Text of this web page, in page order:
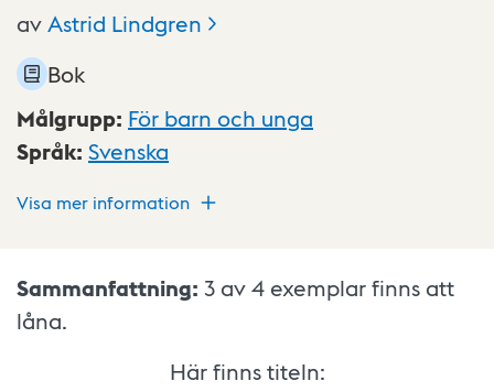
avAstrid Lindgren
Bok
Målgrupp: För barn och unga
Språk: Svenska
Visa mer information
Sammanfattning: 3 av 4 exemplar finns att
låna.
Här finns titeln: